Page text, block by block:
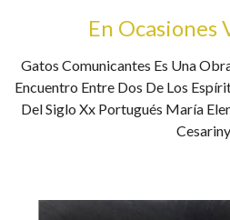
En Ocasiones
Gatos Comunicantes Es Una
Encuentro Entre Dos De Los
Del Siglo Xx Portugués María
Cesariny